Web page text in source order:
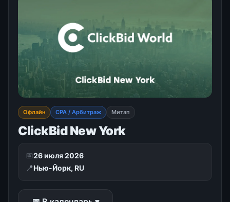
Офлайн CPA / Арбитраж Митап
ClickBid New York
📅26 июля 2026
📍Нью-Йорк, RU